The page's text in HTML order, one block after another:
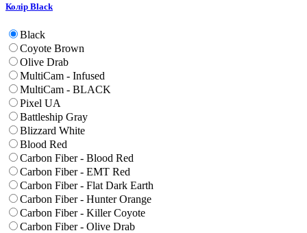
Колір Black
Black
Coyote Brown
Olive Drab
MultiCam - Infused
MultiCam - BLACK
Pixel UA
Battleship Gray
Blizzard White
Blood Red
Carbon Fiber - Blood Red
Carbon Fiber - EMT Red
Carbon Fiber - Flat Dark Earth
Carbon Fiber - Hunter Orange
Carbon Fiber - Killer Coyote
Carbon Fiber - Olive Drab